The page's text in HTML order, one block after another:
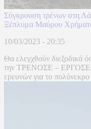
Σύγκρουση τρένων στη
Ξέπλυμα Μαύρου
10/03/2023 - 20:35
Θα ελεγχθούν διεξοδικά
την ΤΡΕΝΟΣΕ – ΕΡΓΟΣΕ
ερευνών για το